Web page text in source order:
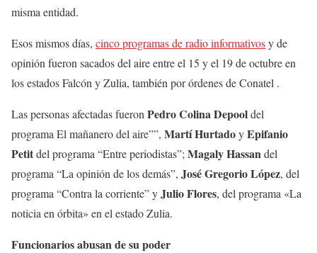
misma entidad.
Esos mismos días, cinco programas de radio informativosy de
opinión fueron sacados del aire entre el 15 y el 19 de octubre en
los estados Falcón y Zulia, también por órdenes de Conatel .
Las personas afectadas fueron Pedro Colina Depooldel
programa El mañanero del aire””, Martí HurtadoyEpifanio
Petitdel programa “Entre periodistas”; Magaly Hassandel
programa “La opinión de los demás”, José Gregorio López, del
programa “Contra la corriente” yJulio Flores, del programa «La
noticia en órbita» en el estado Zulia.
Funcionarios abusan de su poder